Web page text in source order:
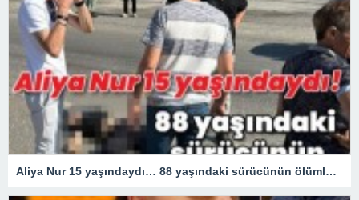
Aliya Nur 15 yaşındaydı… 88 yaşındaki sürücünün ölümlü kazası!